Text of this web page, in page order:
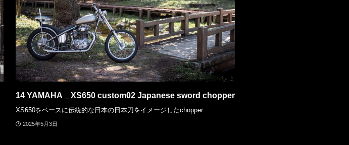
14 YAMAHA _ XS650 custom02 Japanese sword chopper
XS650をベースに伝統的な日本の日本刀をイメージしたchopper
2025年5月3日